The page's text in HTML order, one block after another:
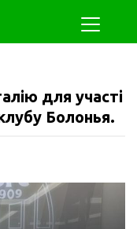
для участі
Болонья.